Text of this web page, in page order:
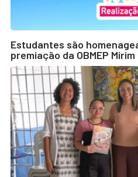
Estudantes são
premiação da OBMEP Mirim